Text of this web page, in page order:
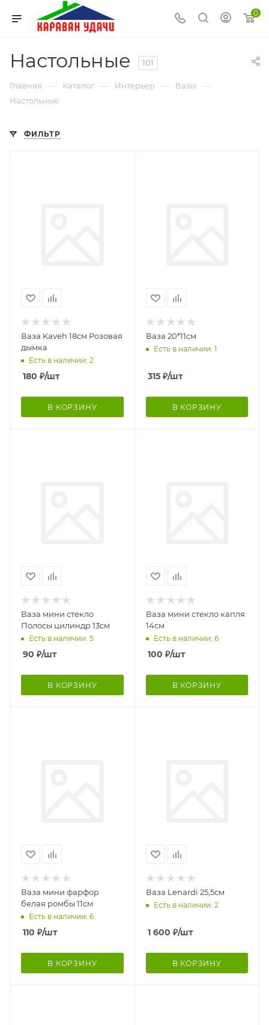
0
Настольные 101
Главная — Каталог — Интерьер — Вазы —
Настольные
ФИЛЬТР
Ваза Kaveh 18см Розовая
дымка
Есть в наличии: 2
180 ₽/шт
В КОРЗИНУ
Ваза 20*11см
Есть в наличии: 1
315₽/шт
В КОРЗИНУ
Ваза мини стекло
Полосы цилиндр 13см
Есть в наличии: 5
90 ₽/шт
В КОРЗИНУ
Ваза мини стекло капля
14см
Есть в наличии: 6
100 ₽/шт
В КОРЗИНУ
Ваза мини фарфор
белая ромбы 11см
Есть в наличии: 6
110 ₽/шт
В КОРЗИНУ
Ваза Lenardi 25,5см
Есть в наличии: 2
1 600 ₽/шт
В КОРЗИНУ